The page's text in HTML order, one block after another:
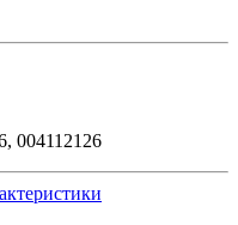
004112126